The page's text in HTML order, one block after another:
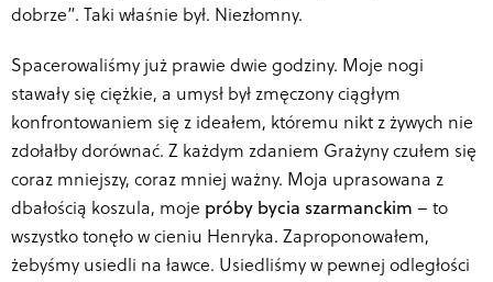
dobrze”. Taki właśnie był. Niezłomny.
Spacerowaliśmy już prawie dwie godziny. Moje nogi
stawały się ciężkie, a umysł był zmęczony ciągłym
konfrontowaniem się z ideałem, któremu nikt z żywych nie
zdołałby dorównać. Z każdym zdaniem Grażyny czułem się
coraz mniejszy, coraz mniej ważny. Moja uprasowana z
dbałością koszula, moje próby bycia szarmanckim – to
wszystko tonęło w cieniu Henryka. Zaproponowałem,
żebyśmy usiedli na ławce. Usiedliśmy w pewnej odległości